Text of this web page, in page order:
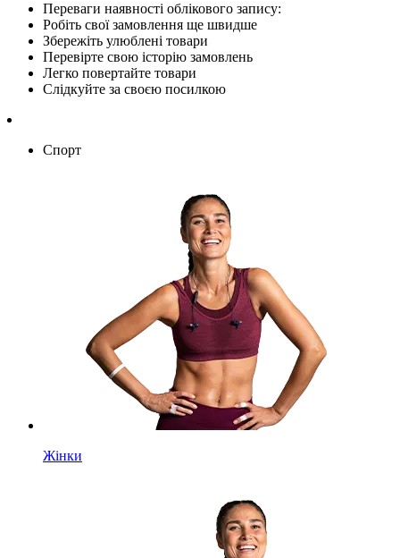
Переваги наявності облікового запису:
Робіть свої замовлення ще швидше
Збережіть улюблені товари
Перевірте свою історію замовлень
Легко повертайте товари
Слідкуйте за своєю посилкою
Спорт
Жінки